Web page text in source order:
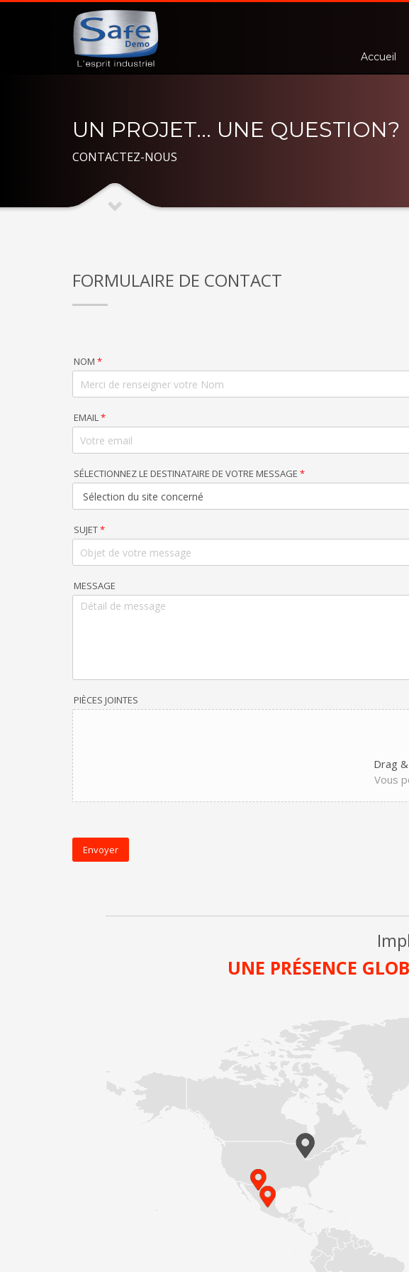
Accueil
UN PROJET… UNE QUESTION?
CONTACTEZ-NOUS
FORMULAIRE DE CONTACT
NOM *
EMAIL*
SÉLECTIONNEZ LE DESTINATAIRE DE VOTRE MESSAGE *
SUJET*
MESSAGE
PIÈCES JOINTES
Drag
Vous
Envoyer
UNE PRÉSENCE